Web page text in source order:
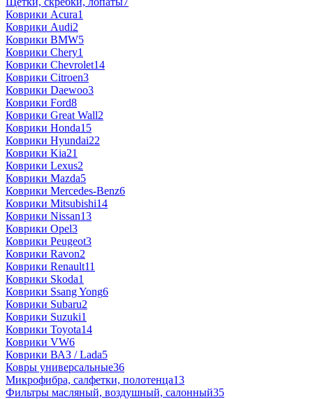
Коврики Acura1
Коврики Audi2
Коврики BMW5
Коврики Chery1
Коврики Chevrolet14
Коврики Citroen3
Коврики Daewoo3
Коврики Ford8
Коврики Great Wall2
Коврики Honda15
Коврики Hyundai22
Коврики Kia21
Коврики Lexus2
Коврики Mazda5
Коврики Mercedes-Benz6
Коврики Mitsubishi14
Коврики Nissan13
Коврики Opel3
Коврики Peugeot3
Коврики Ravon2
Коврики Renault11
Коврики Skoda1
Коврики Ssang Yong6
Коврики Subaru2
Коврики Suzuki1
Коврики Toyota14
Коврики VW6
Коврики ВАЗ / Lada5
Ковры универсальные36
Микрофибра, салфетки, полотенца13
Фильтры масляный, воздушный, салонный35